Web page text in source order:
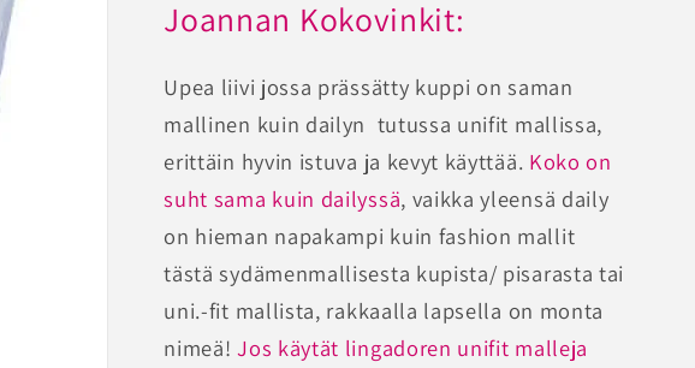
Joannan Kokovinkit:
Upea liivi jossa prässätty kuppi on saman
mallinen kuin dailyn tutussa unifit mallissa,
erittäin hyvin istuva ja kevyt käyttää. Koko on
suht sama kuin dailyssä, vaikka yleensä daily
on hieman napakampi kuin fashion mallit
tästä sydämenmallisesta kupista/ pisarasta tai
uni.-fit mallista, rakkaalla lapsella on monta
nimeä!Jos käytät lingadoren unifit malleja